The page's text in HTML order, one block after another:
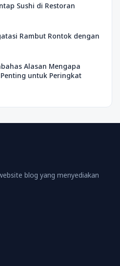
Sushi di Restoran
Rambut Rontok dengan
Alasan Mengapa
untuk Peringkat
blog yang menyediakan